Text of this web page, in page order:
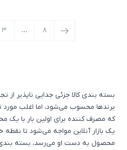
3 … 8
بسته بندی کالا جزئی جدایی ناپذیر از
برندها محسوب می‌شود، اما اغلب مورد
که مصرف کننده برای اولین بار با یک
یک بازار آنلاین مواجه می‌شود تا
محصول به دست او می‌رسد، بسته